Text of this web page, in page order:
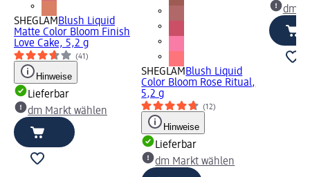
SHEGLAMBlush Liquid
Matte Color Bloom Finish
Love Cake, 5,2 g
(41)
Hinweise
Lieferbar
dm Markt wählen
SHEGLAMBlush Liquid
Color Bloom Rose Ritual,
5,2 g
(12)
Hinweise
Lieferbar
dm Markt wählen
dm